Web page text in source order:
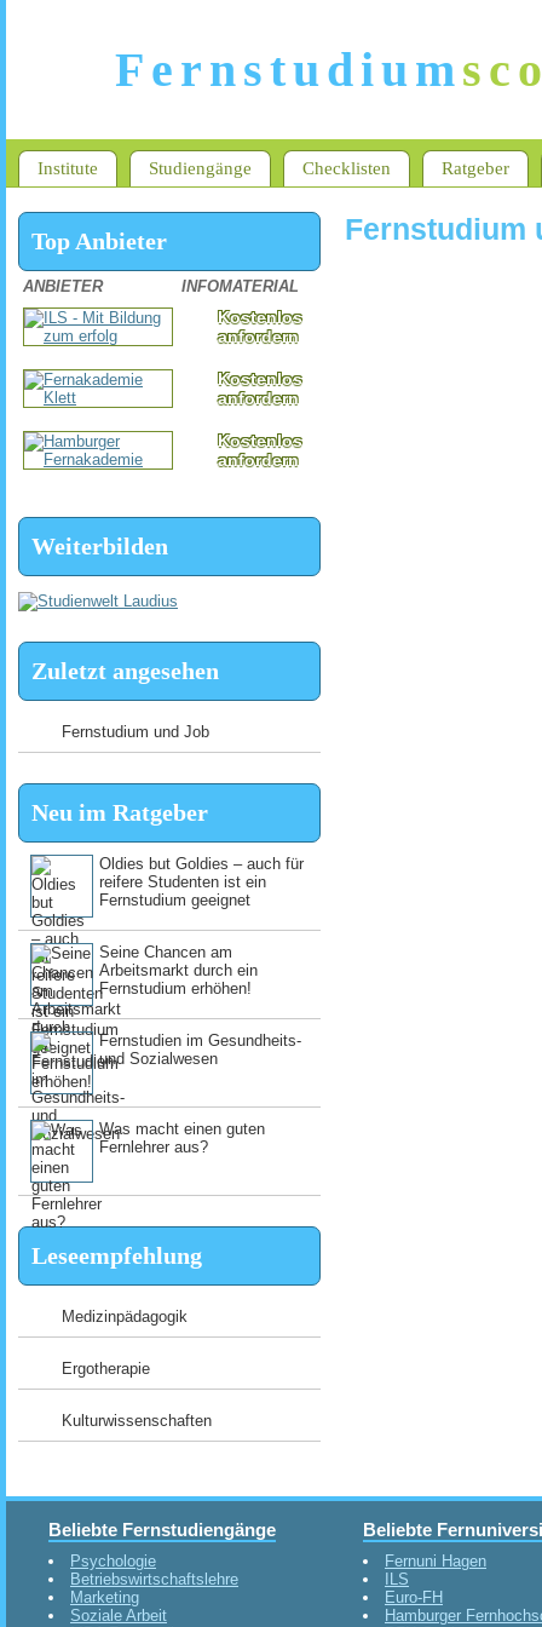
Fernstudium
Institute Studiengänge Checklisten Ratgeber
Fernstudium
Top Anbieter
ANBIETER INFOMATERIAL
Kostenlos
anfordern
Kostenlos
anfordern
Kostenlos
anfordern
Weiterbilden
Zuletzt angesehen
Fernstudium und Job
Neu im Ratgeber
Oldies but Goldies – auch für
reifere Studenten ist ein
Fernstudium geeignet
Seine Chancen am
Arbeitsmarkt durch ein
Fernstudium erhöhen!
Fernstudien im Gesundheits-
und Sozialwesen
Was macht einen guten
Fernlehrer aus?
Leseempfehlung
Medizinpädagogik
Ergotherapie
Kulturwissenschaften
Beliebte Fernstudiengänge
Psychologie
Betriebswirtschaftslehre
Marketing
Soziale Arbeit
Beliebte
Fernuni Hagen
ILS
Euro-FH
Hamburger